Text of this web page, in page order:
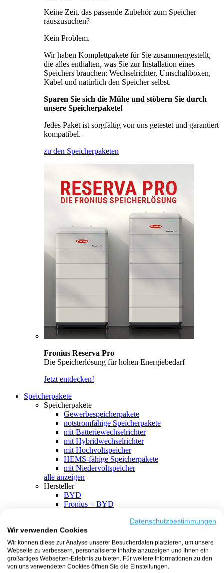
Keine Zeit, das passende Zubehör zum Speicher
rauszusuchen?
Kein Problem.
Wir haben Komplettpakete für Sie zusammengestellt,
die alles enthalten, was Sie zur Installation eines
Speichers brauchen: Wechselrichter, Umschaltboxen,
Kabel und natürlich den Speicher selbst.
Sparen Sie sich die Mühe und stöbern Sie durch
unsere Speicherpakete!
Jedes Paket ist sorgfältig von uns getestet und garantiert
kompatibel.
zu den Speicherpaketen
Fronius Reserva Pro
Die Speicherlösung für hohen Energiebedarf
Jetzt entdecken!
Speicherpakete
Speicherpakete
Gewerbespeicherpakete
notstromfähige Speicherpakete
mit Batteriewechselrichter
mit Hybridwechselrichter
mit Hochvoltspeicher
HEMS-fähige Speicherpakete
mit Niedervoltspeicher
alle anzeigen
Hersteller
BYD
Fronius + BYD
SMA + BYD
EcoFlow
EcoFlow + EcoFlow
FENECON
FENECON + FENECON
Datenschutzbestimmungen
Wir verwenden Cookies
Wir können diese zur Analyse unserer Besucherdaten platzieren, um unsere
Webseite zu verbessern, personalisierte Inhalte anzuzeigen und Ihnen ein
großartiges Webseiten-Erlebnis zu bieten. Für weitere Informationen zu den
von uns verwendeten Cookies öffnen Sie die Einstellungen.